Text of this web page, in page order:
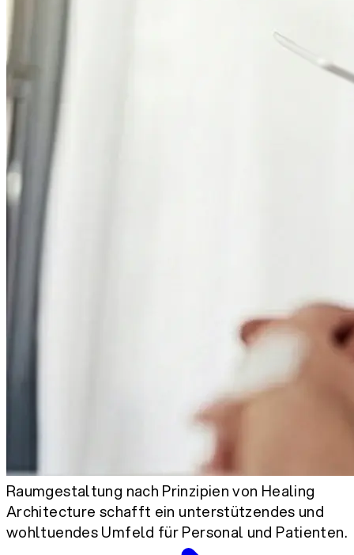
Raumgestaltung nach Prinzipien von Healing
Architecture schafft ein unterstützendes und
wohltuendes Umfeld für Personal und Patienten.